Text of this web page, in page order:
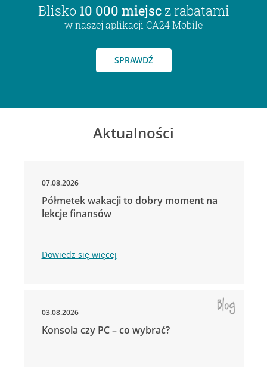
Blisko 10 000 miejsc z rabatami
w naszej aplikacji CA24 Mobile
SPRAWDŹ
Aktualności
07.08.2026
Półmetek wakacji to dobry moment na
lekcje finansów
Dowiedz się więcej
03.08.2026
Konsola czy PC – co wybrać?